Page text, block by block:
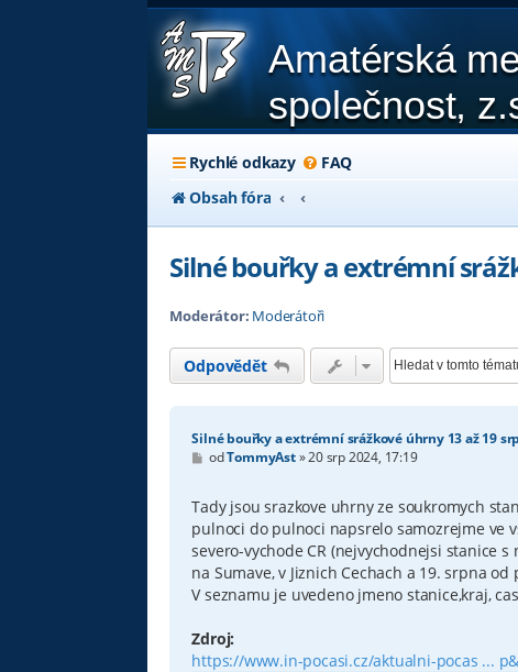
Amatérská
společnost,
Rychlé odkazy
FAQ
Obsah fóra
Silné bouřky a extrémní
Moderátor: Moderátoři
Odpovědět
Silné bouřky a extrémní srážkové úhrny 13 až 19
P
s
p
ě
v
k
odTommyAst»20 srp 2024, 17:19
Tady jsou srazkove uhrny ze soukromych
pulnoci do pulnoci napsrelo samozrejme ve
severo-vychode CR (nejvychodnejsi stanice s
na Sumave, v Jiznich Cechach a 19. srpna
V seznamu je uvedeno jmeno stanice,kraj,
Zdroj:
https://www.in-pocasi.cz/aktualni-pocas ...